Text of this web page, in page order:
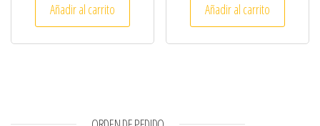
Añadir al carrito Añadir al carrito